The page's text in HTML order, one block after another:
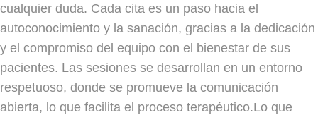
cualquier duda. Cada cita es un paso hacia el
autoconocimiento y la sanación, gracias a la dedicación
y el compromiso del equipo con el bienestar de sus
pacientes. Las sesiones se desarrollan en un entorno
respetuoso, donde se promueve la comunicación
abierta, lo que facilita el proceso terapéutico.Lo que